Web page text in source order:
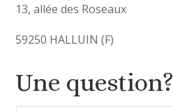
13, allée des Roseaux
59250 HALLUIN (F)
Une question?